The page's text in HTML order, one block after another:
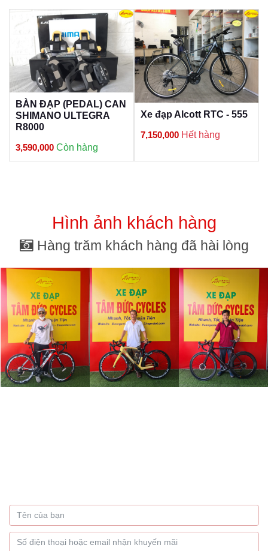
BÀN ĐẠP (PEDAL) CAN
SHIMANO ULTEGRA
R8000
3,590,000 Còn hàng
Xe đạp Alcott RTC - 555
7,150,000 Hết hàng
Hình ảnh khách hàng
Hàng trăm khách hàng đã hài lòng